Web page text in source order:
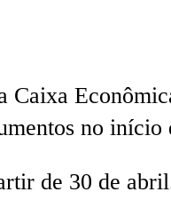
Caixa
no
de 30 de